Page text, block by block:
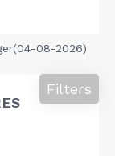
08-2026)
Filters